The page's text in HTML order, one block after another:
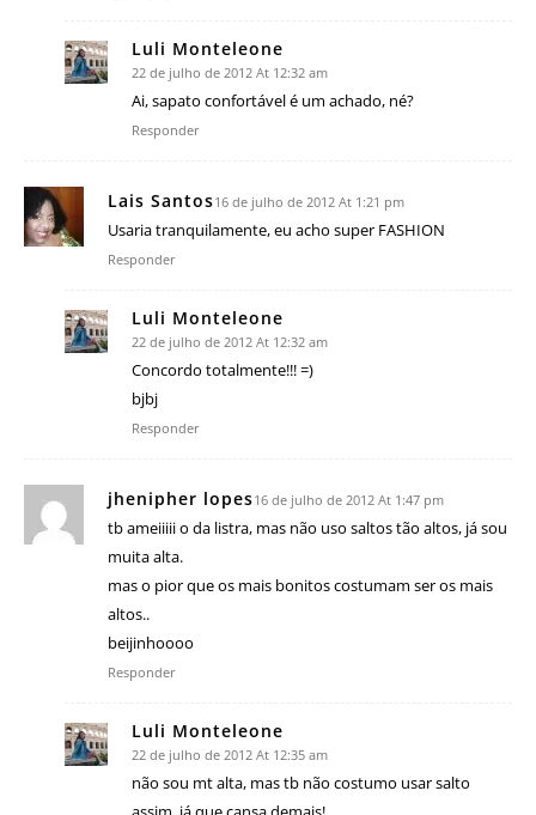
Luli Monteleone
22 de julho de 2012 At 12:32 am
Ai, sapato confortável é um achado, né?
Responder
Lais Santos16 de julho de 2012 At 1:21 pm
Usaria tranquilamente, eu acho super FASHION
Responder
Luli Monteleone
22 de julho de 2012 At 12:32 am
Concordo totalmente!!! =)
bjbj
Responder
jhenipher lopes16 de julho de 2012 At 1:47 pm
tb ameiiiii o da listra, mas não uso saltos tão altos, já sou
muita alta.
mas o pior que os mais bonitos costumam ser os mais
altos..
beijinhoooo
Responder
Luli Monteleone
22 de julho de 2012 At 12:35 am
não sou mt alta, mas tb não costumo usar salto